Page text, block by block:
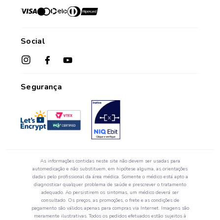
Crediário Web
Política de Troca e Devolução
Lista de Desejos
Fale Conosco
Seja um Franqueado
Perguntas Frequentes
sac@farmasaorafaelcom.br
de segunda a sexta-feira.*
Social
Segurança
As informações contidas neste site não devem ser usadas para
automedicação e não substituem, em hipótese alguma, as orientações
dadas pelo profissional da área médica. Somente o médico está apto a
diagnosticar qualquer problema de saúde e prescrever o tratamento
adequado. Ao persistirem os sintomas, um médico deverá ser
consultado. Os preços, as promoções, o frete e as condições de
pagamento são válidos apenas para compras via Internet. Imagens são
meramente ilustrativas. Todos os pedidos efetuados estão sujeitos à